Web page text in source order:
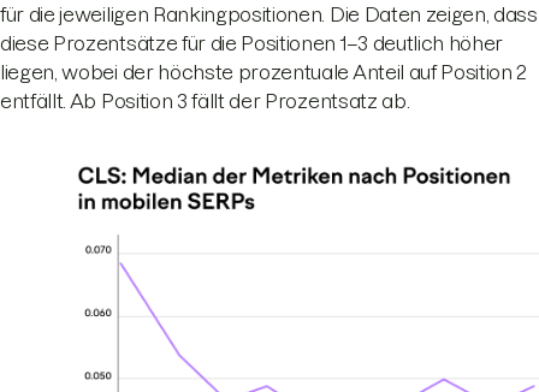
für die jeweiligen Rankingpositionen. Die Daten zeigen, dass
diese Prozentsätze für die Positionen 1–3 deutlich höher
liegen, wobei der höchste prozentuale Anteil auf Position 2
entfällt. Ab Position 3 fällt der Prozentsatz ab.